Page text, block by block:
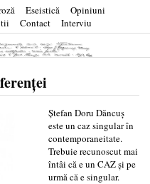
Eseistică
Opiniuni
Contact Interviu
Ştefan Doru Dăncuş
este un caz singular în
contemporaneitate.
Trebuie recunoscut mai
întâi că e un CAZ şi pe
urmă că e singular.